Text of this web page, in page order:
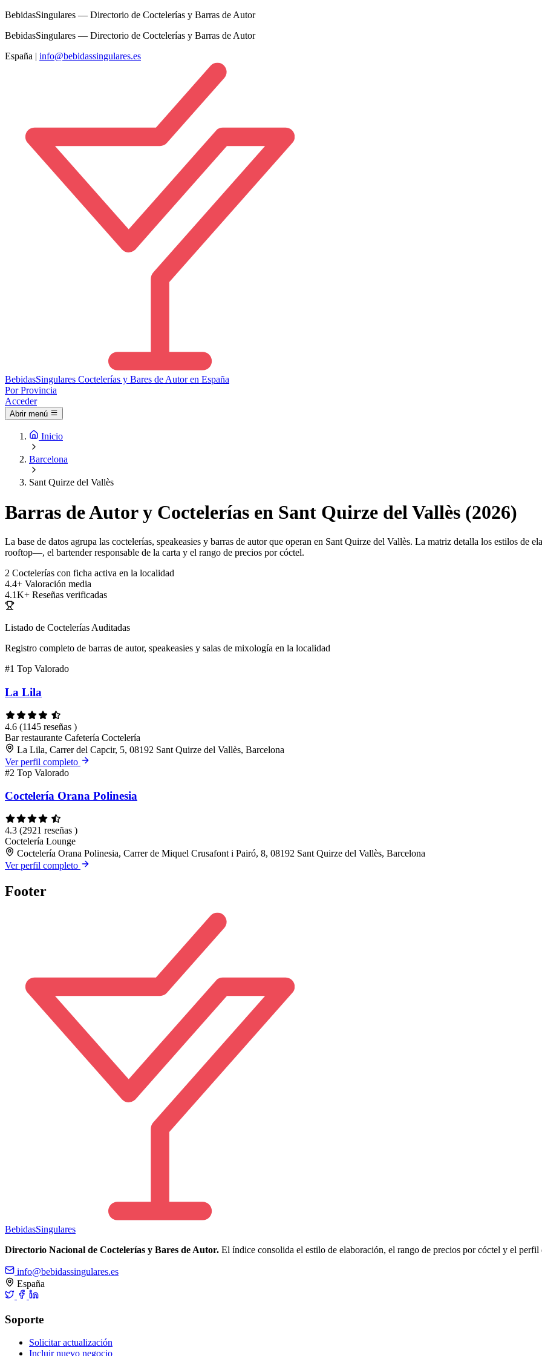
BebidasSingulares — Directorio de Coctelerías y Barras de Autor
BebidasSingulares — Directorio de Coctelerías y Barras de Autor
España | info@bebidassingulares.es
BebidasSingulares Coctelerías y Bares de Autor en España
Por Provincia
Acceder
Abrir menú
Inicio
Barcelona
Sant Quirze del Vallès
Barras de Autor y Coctelerías en Sant Quirze del Vallès (2026)
La base de datos agrupa las coctelerías, speakeasies y barras de autor que operan en Sant Quirze del Vallès. La matriz detalla los estilos
rooftop—, el bartender responsable de la carta y el rango de precios por cóctel.
2 Coctelerías con ficha activa en la localidad
4.4+ Valoración media
4.1K+ Reseñas verificadas
Listado de Coctelerías Auditadas
Registro completo de barras de autor, speakeasies y salas de mixología en la localidad
#1 Top Valorado
La Lila
4.6 (1145 reseñas )
Bar restaurante Cafetería Coctelería
La Lila, Carrer del Capcir, 5, 08192 Sant Quirze del Vallès, Barcelona
Ver perfil completo
#2 Top Valorado
Coctelería Orana Polinesia
4.3 (2921 reseñas )
Coctelería Lounge
Coctelería Orana Polinesia, Carrer de Miquel Crusafont i Pairó, 8, 08192 Sant Quirze del Vallès, Barcelona
Ver perfil completo
Footer
BebidasSingulares
Directorio Nacional de Coctelerías y Bares de Autor. El índice consolida el estilo de elaboración, el rango de precios por cóctel y el
info@bebidassingulares.es
España
Soporte
Solicitar actualización
Incluir nuevo negocio